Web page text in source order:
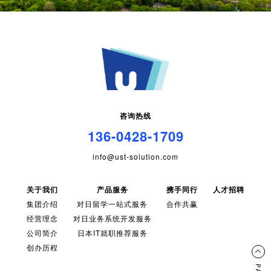
咨询热线
136-0428-1709
info@ust-solution.com
关于我们
集团介绍
经营理念
公司简介
创办历程
产品服务
对日留学一站式服务
对日业务系统开发服务
日本IT就职推荐服务
携手同行
合作共赢
人才招聘